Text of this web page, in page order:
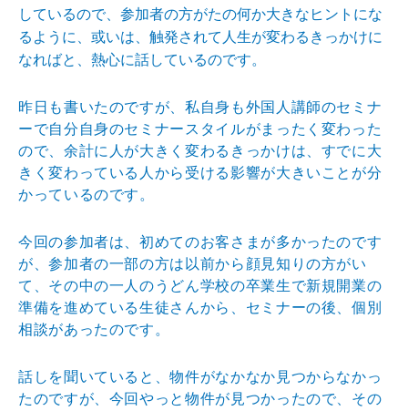
しているので、参加者の方がたの何か大きなヒントにな
るよ うに、或いは、触発されて人生が変わるきっかけに
なればと、熱心に話しているのです。
昨日も書いたのですが、私自身も外国人講師のセミナ
ーで自分自身のセミナースタイルがまったく変わった
ので、余計に人が大きく変わるきっかけは、すでに大
きく変わって いる人から受ける影響が大きいことが分
かっているのです 。
今回の参加者は、初めてのお客さまが多かったのです
が、参加者の一部の方は以前から顔見知りの方がい
て、その中の一人のうどん学校の卒業生で新規開業の
準備を進めている生徒さんから、セミナーの後、個別
相談があったのです 。
話しを聞いていると、物件がなかなか見つからなかっ
たのですが、今回やっと物件が見つかったので、その